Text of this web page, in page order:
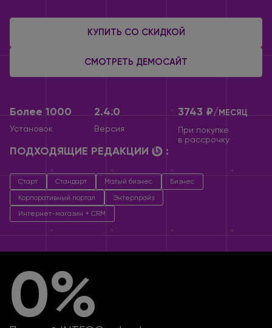
КУПИТЬ СО СКИДКОЙ
СМОТРЕТЬ ДЕМОСАЙТ
Более 1000
Установок
3743 ₽/МЕСЯЦ
При покупке
в рассрочку
2.4.0
Версия
ПОДХОДЯЩИЕ РЕДАКЦИИ :
Старт Стандарт Малый бизнес Бизнес
Корпоративный портал Энтерпрайз
Интернет-магазин + CRM
0%